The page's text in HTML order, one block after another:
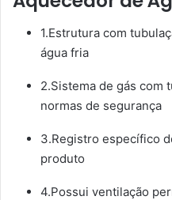
1.Estrutura com
água fria
2.Sistema de gás com
normas de segurança
3.Registro específico
produto
4.Possui ventilação